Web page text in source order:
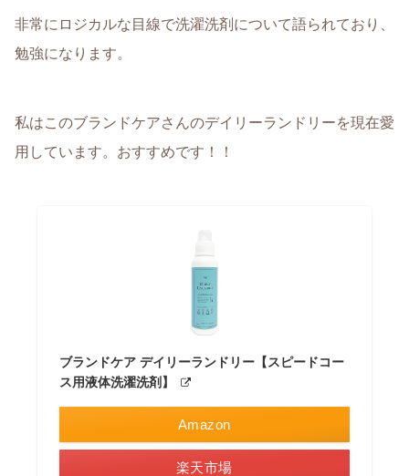
非常にロジカルな目線で洗濯洗剤について語られており、
勉強になります。
私はこのブランドケアさんのデイリーランドリーを現在愛
用しています。おすすめです！！
ブランドケア デイリーランドリー【スピードコー
ス用液体洗濯洗剤】
Amazon
楽天市場